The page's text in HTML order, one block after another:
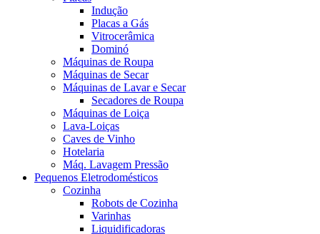
Indução
Placas a Gás
Vitrocerâmica
Dominó
Máquinas de Roupa
Máquinas de Secar
Máquinas de Lavar e Secar
Secadores de Roupa
Máquinas de Loiça
Lava-Loiças
Caves de Vinho
Hotelaria
Máq. Lavagem Pressão
Pequenos Eletrodomésticos
Cozinha
Robots de Cozinha
Varinhas
Liquidificadoras